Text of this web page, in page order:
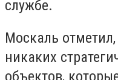
службе.
Москаль
никаких
объектов,